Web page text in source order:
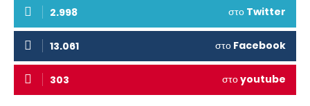
2.998 στο Twitter
13.061 στο Facebook
303 στοyoutube